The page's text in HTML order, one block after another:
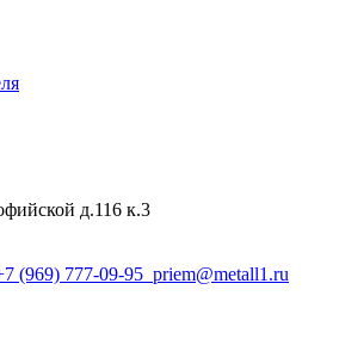
д.116 к.3
(969) 777-09-95 priem@metall1.ru